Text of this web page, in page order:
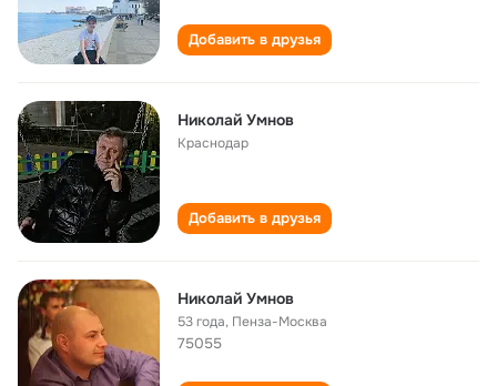
Добавить в друзья
Николай Умнов
Краснодар
Добавить в друзья
Николай Умнов
53 года, Пенза-Москва
75055